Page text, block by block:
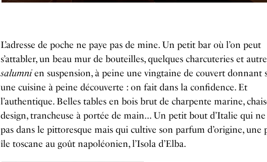
L’adresse de poche ne paye pas de mine. Un petit bar où l’on peut
s’attabler, un beau mur de bouteilles, quelques charcuteries et
salumnien suspension, à peine une vingtaine de couvert donnant
une cuisine à peine découverte : on fait dans la confidence. Et
l’authentique. Belles tables en bois brut de charpente marine,
design, trancheuse à portée de main… Un petit bout d’Italie qui
pas dans le pittoresque mais qui cultive son parfum d’origine, une
île toscane au goût napoléonien, l’Isola d’Elba.